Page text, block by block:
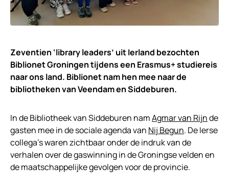
Zeventien ‘library leaders’ uit Ierland bezochten
Biblionet Groningen tijdens een Erasmus+ studiereis
naar ons land. Biblionet nam hen mee naar de
bibliotheken van Veendam en Siddeburen.
In de Bibliotheek van Siddeburen namAgmar van Rijnde
gasten mee in de sociale agenda van Nij Begun. De Ierse
collega’s waren zichtbaar onder de indruk van de
verhalen over de gaswinning in de Groningse velden en
de maatschappelijke gevolgen voor de provincie.